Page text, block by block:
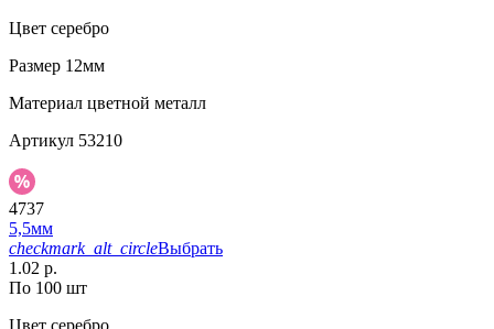
Цвет серебро
Размер 12мм
Материал цветной металл
Артикул 53210
4737
5,5мм
checkmark_alt_circleВыбрать
1.02 р.
По 100 шт
Цвет серебро